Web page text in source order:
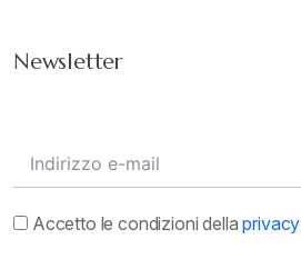
Newsletter
Accetto le condizioni dellaprivacy